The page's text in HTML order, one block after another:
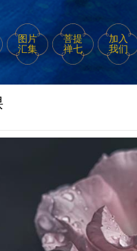
图片
汇集
菩提
禅七
加入
我们